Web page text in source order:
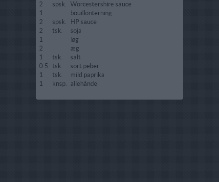
2
spsk. Worcestershire sauce
1
bouillonterning
2
spsk.
HP sauce
2
tsk.
soja
1
løg
2
æg
1
tsk.
salt
0.5 tsk.
sort peber
1
tsk.
mild paprika
1
knsp. allehånde